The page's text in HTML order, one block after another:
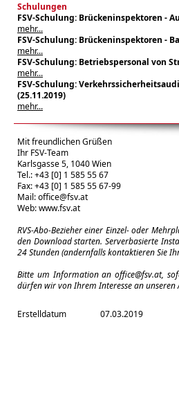
Schulungen
FSV-Schulung: Brückeninspektoren -
mehr...
FSV-Schulung: Brückeninspektoren -
mehr...
FSV-Schulung: Betriebspersonal von
mehr...
FSV-Schulung:
(25.11.2019)
mehr...
Mit freundlichen Grüßen
Ihr FSV-Team
Karlsgasse 5, 1040 Wien
Tel.: +43 [0] 1 585 55 67
Fax: +43 [0] 1 585 55 67-99
Mail:office@fsv.at
Web:www.fsv.at
RVS-Abo-Bezieher einer Einzel- oder
den Download starten. Serverbasierte
24 Stunden (andernfalls kontaktieren Sie
Bitte um Information an office@fsv.at,
dürfen wir von Ihrem Interesse an unseren
Erstelldatum 07.03.2019